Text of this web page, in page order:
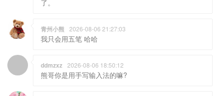
了。
青州小熊 2026-08-06 21:27:03
我只会用五笔 哈哈
ddmzxz 2026-08-06 18:50:12
熊哥你是用手写输入法的嘛?